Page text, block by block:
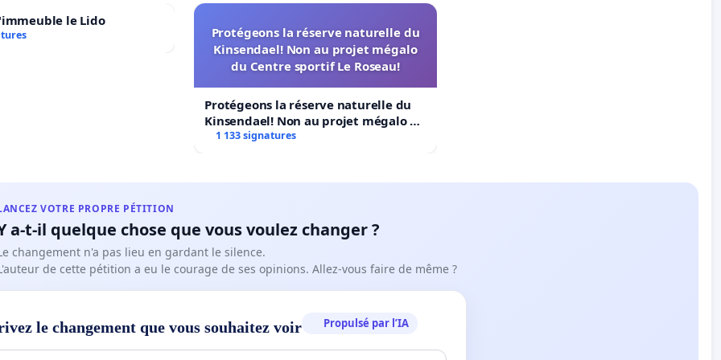
à visiter lapage Facebook « Les pigeons de
pour connaitre mieux le problème.
le Lido
Protégeons la réserve naturelle du
Kinsendael! Non au projet mégalo
du Centre sportif Le Roseau!
Protégeons la réserve naturelle du
Kinsendael! Non au projet mégalo du
Centre sportif Le Roseau!
1 133 signatures
VOTRE PROPRE PÉTITION
a-t-il quelque chose que vous voulez changer ?
changement n'a pas lieu en gardant le silence.
de cette pétition a eu le courage de ses opinions. Allez-vous faire de même ?
le changement que vous souhaitez voir Propulsé par l’IA